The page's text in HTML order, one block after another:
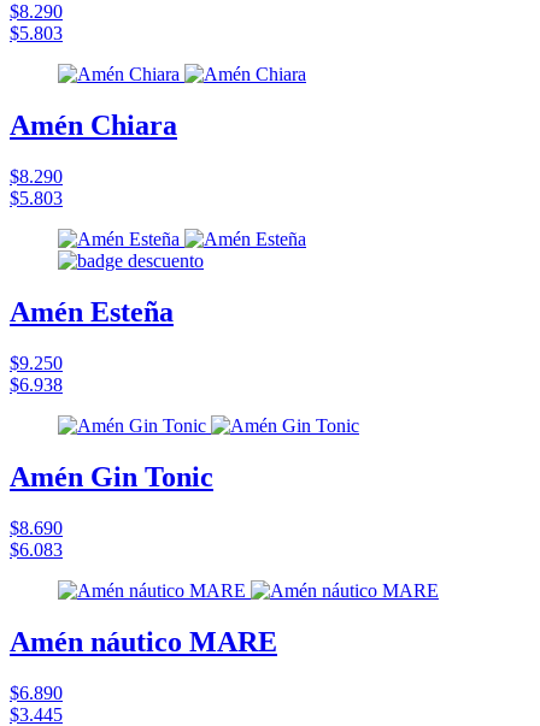
$8.290
$5.803
Amén Chiara
$8.290
$5.803
Amén Esteña
$9.250
$6.938
Amén Gin Tonic
$8.690
$6.083
Amén náutico MARE
$6.890
$3.445